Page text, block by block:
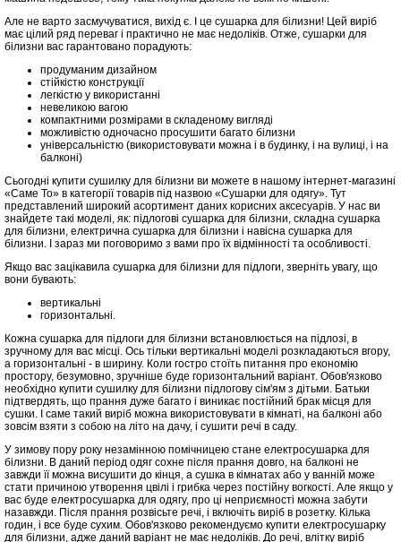
Але не варто засмучуватися, вихід є. І це сушарка для білизни! Цей виріб
має цілий ряд переваг і практично не має недоліків. Отже, сушарки для
білизни вас гарантовано порадують:
продуманим дизайном
стійкістю конструкції
легкістю у використанні
невеликою вагою
компактними розмірами в складеному вигляді
можливістю одночасно просушити багато білизни
універсальністю (використовувати можна і в будинку, і на вулиці, і на
балконі)
Сьогодні купити сушилку для білизни ви можете в нашому інтернет-магазині
«Саме То» в категорії товарів під назвою «Сушарки для одягу». Тут
представлений широкий асортимент даних корисних аксесуарів. У нас ви
знайдете такі моделі, як: підлогові сушарка для білизни, складна сушарка
для білизни, електрична сушарка для білизни і навісна сушарка для
білизни. І зараз ми поговоримо з вами про їх відмінності та особливості.
Якщо вас зацікавила сушарка для білизни для підлоги, зверніть увагу, що
вони бувають:
вертикальні
горизонтальні.
Кожна сушарка для підлоги для білизни встановлюється на підлозі, в
зручному для вас місці. Ось тільки вертикальні моделі розкладаються вгору,
а горизонтальні - в ширину. Коли гостро стоїть питання про економію
простору, безумовно, зручніше буде горизонтальний варіант. Обов'язково
необхідно купити сушилку для білизни підлогову сім'ям з дітьми. Батьки
підтвердять, що прання дуже багато і виникає постійний брак місця для
сушки. І саме такий виріб можна використовувати в кімнаті, на балконі або
зовсім взяти з собою на літо на дачу, і сушити речі в саду.
У зимову пору року незамінною помічницею стане електросушарка для
білизни. В даний період одяг сохне після прання довго, на балконі не
завжди її можна висушити до кінця, а сушка в кімнатах або у ванній може
стати причиною утворення цвілі і грибка через постійну вогкості. Але якщо у
вас буде електросушарка для одягу, про ці неприємності можна забути
назавжди. Після прання розвісьте речі, і включіть виріб в розетку. Кілька
годин, і все буде сухим. Обов'язково рекомендуємо купити електросушарку
для білизни, адже даний варіант не має недоліків. До речі, влітку виріб